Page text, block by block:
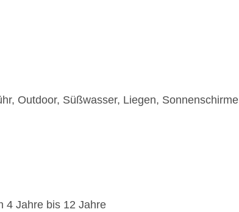
Outdoor, Süßwasser, Liegen, Sonnenschirme
4 Jahre bis 12 Jahre